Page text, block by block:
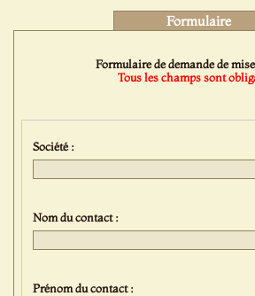
Formulaire
Formulaire de demande de
Tous les champs sont
Société :
Nom du contact :
Prénom du contact :